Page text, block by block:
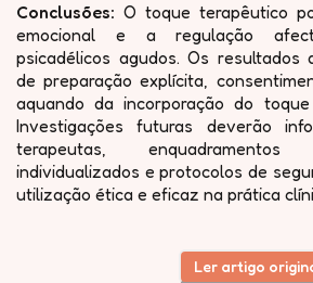
Conclusões: O toque terapêutico
emocional e a regulação
psicadélicos agudos. Os resultados
de preparação explícita,
aquando da incorporação do
Investigações futuras deverão
terapeutas,
individualizados e protocolos de
utilização ética e eficaz na prática
Ler artigo